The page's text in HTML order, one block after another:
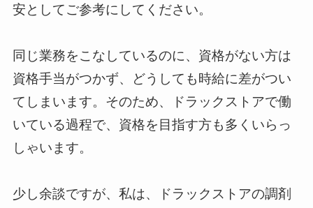
安としてご参考にしてください。
同じ業務をこなしているのに、資格がない方は
資格手当がつかず、どうしても時給に差がつい
てしまいます。 そのため、ドラックストアで働
いている過程で、資格を目指す方も多くいらっ
しゃいます。
少し余談ですが、私は、ドラックストアの調剤